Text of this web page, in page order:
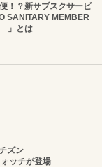
！？新サブスクサービ
SANITARY MEMBER
」とは
ズン
ッチが登場